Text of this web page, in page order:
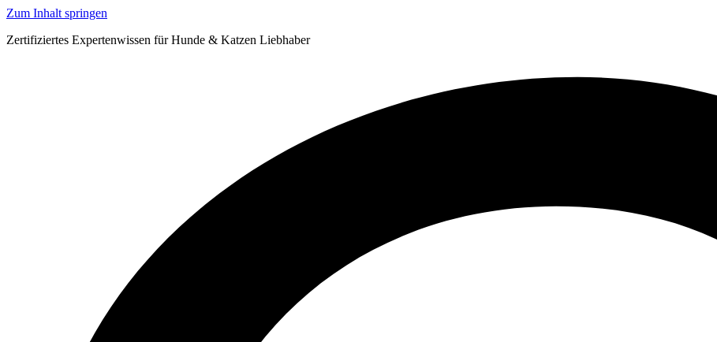
Zum Inhalt springen
Zertifiziertes Expertenwissen für Hunde & Katzen Liebhaber